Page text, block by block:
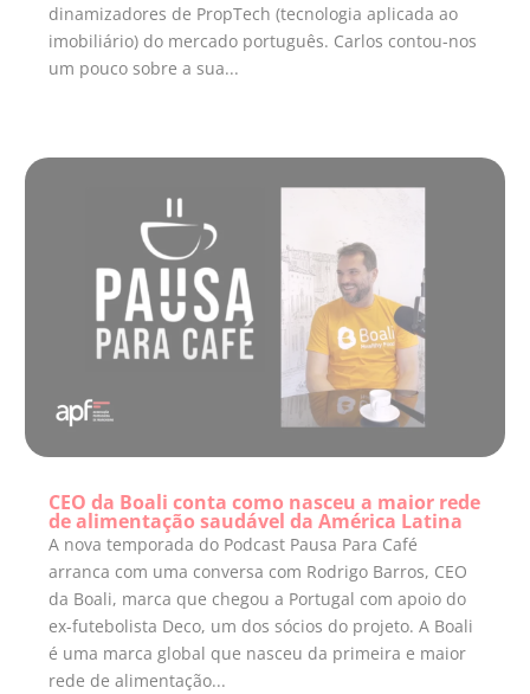
dinamizadores de PropTech (tecnologia aplicada ao
imobiliário) do mercado português. Carlos contou-nos
um pouco sobre a sua...
CEO da Boali conta como nasceu a maior rede
de alimentação saudável da América Latina
A nova temporada do Podcast Pausa Para Café
arranca com uma conversa com Rodrigo Barros, CEO
da Boali, marca que chegou a Portugal com apoio do
ex-futebolista Deco, um dos sócios do projeto. A Boali
é uma marca global que nasceu da primeira e maior
rede de alimentação...